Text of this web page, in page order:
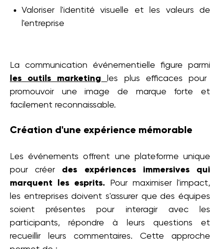
Valoriser l'identité visuelle et les valeurs de
l'entreprise
La communication événementielle figure parmi
les outils marketing
les plus efficaces pour
promouvoir une image de marque forte et
facilement reconnaissable.
Création d'une expérience mémorable
Les événements offrent une plateforme unique
pour créer des expériences immersives qui
marquent les esprits. Pour maximiser l'impact,
les entreprises doivent s'assurer que des équipes
soient présentes pour interagir avec les
participants, répondre à leurs questions et
recueillir leurs commentaires. Cette approche